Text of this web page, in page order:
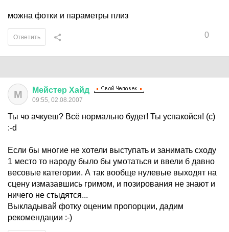
можна фотки и параметры плиз
0
Ответить
М Мейстер Хайд
09:55, 02.08.2007
Ты чо ачкуеш? Всё нормально будет! Ты успакойся! (с)
:-d
Если бы многие не хотели выступать и занимать сходу
1 место то народу было бы умотаться и ввели б давно
весовые категории. А так вообще нулевые выходят на
сцену измазавшись гримом, и позирования не знают и
ничего не стыдятся...
Выкладывай фотку оценим пропорции, дадим
рекомендации :-)